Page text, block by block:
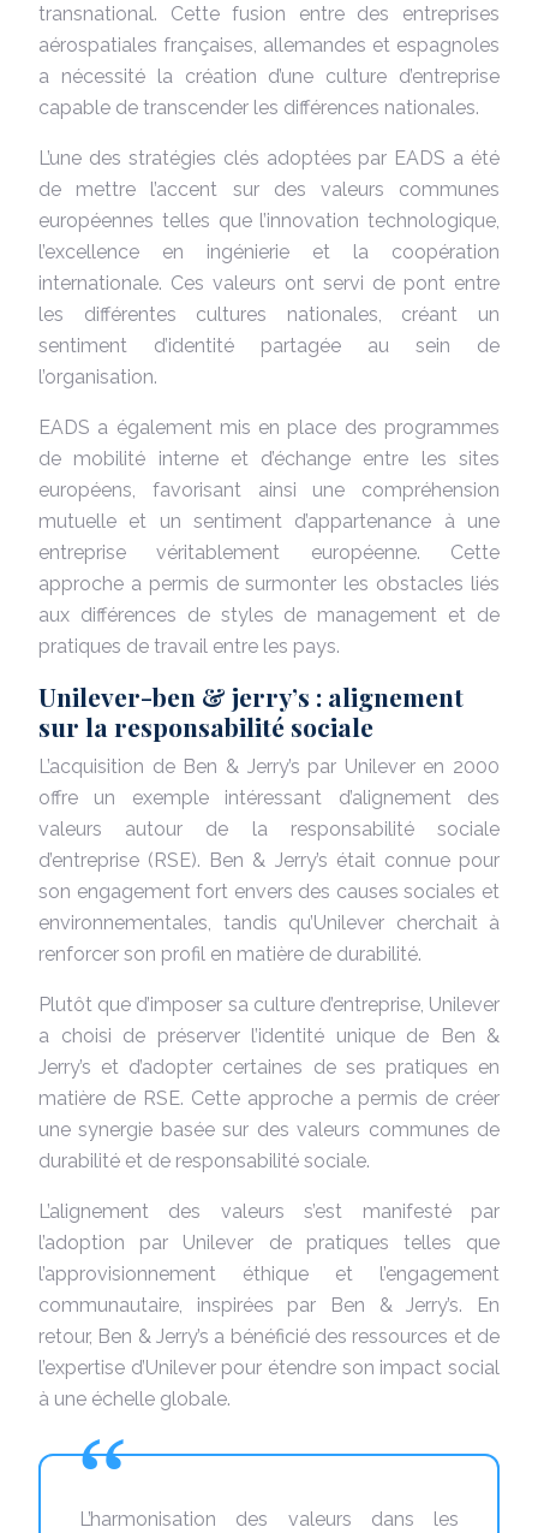
transnational. Cette fusion entre des entreprises
aérospatiales françaises, allemandes et espagnoles
a nécessité la création d’une culture d’entreprise
capable de transcender les différences nationales.
L’une des stratégies clés adoptées par EADS a été
de mettre l’accent sur des valeurs communes
européennes telles que l’innovation technologique,
l’excellence en ingénierie et la coopération
internationale. Ces valeurs ont servi de pont entre
les différentes cultures nationales, créant un
sentiment d’identité partagée au sein de
l’organisation.
EADS a également mis en place des programmes
de mobilité interne et d’échange entre les sites
européens, favorisant ainsi une compréhension
mutuelle et un sentiment d’appartenance à une
entreprise véritablement européenne. Cette
approche a permis de surmonter les obstacles liés
aux différences de styles de management et de
pratiques de travail entre les pays.
Unilever-ben & jerry’s : alignement
sur la responsabilité sociale
L’acquisition de Ben & Jerry’s par Unilever en 2000
offre un exemple intéressant d’alignement des
valeurs autour de la responsabilité sociale
d’entreprise (RSE). Ben & Jerry’s était connue pour
son engagement fort envers des causes sociales et
environnementales, tandis qu’Unilever cherchait à
renforcer son profil en matière de durabilité.
Plutôt que d’imposer sa culture d’entreprise, Unilever
a choisi de préserver l’identité unique de Ben &
Jerry’s et d’adopter certaines de ses pratiques en
matière de RSE. Cette approche a permis de créer
une synergie basée sur des valeurs communes de
durabilité et de responsabilité sociale.
L’alignement des valeurs s’est manifesté par
l’adoption par Unilever de pratiques telles que
l’approvisionnement éthique et l’engagement
communautaire, inspirées par Ben & Jerry’s. En
retour, Ben & Jerry’s a bénéficié des ressources et de
l’expertise d’Unilever pour étendre son impact social
à une échelle globale.
L’harmonisation des valeurs dans les